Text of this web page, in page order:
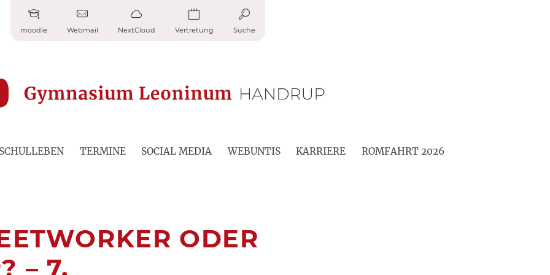
moodle Webmail NextCloud Vertretung Suche
SCHULLEBEN TERMINE SOCIAL MEDIA WEBUNTIS KARRIERE ROMFAHRT 2026
ODER
– 7.